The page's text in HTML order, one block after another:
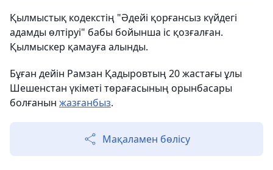
Қылмыстық кодекстің "Әдейі қорғансыз күйдегі
адамды өлтіруі" бабы бойынша іс қозғалған.
Қылмыскер қамауға алынды.
Бұған дейін Рамзан Қадыровтың 20 жастағы ұлы
Шешенстан үкіметі төрағасының орынбасары
болғанын жазғанбыз.
Мақаламен бөлісу